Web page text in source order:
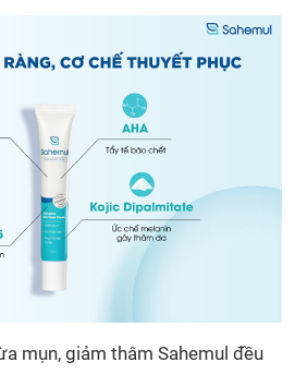
mụn, giảm thâm Sahemul đều